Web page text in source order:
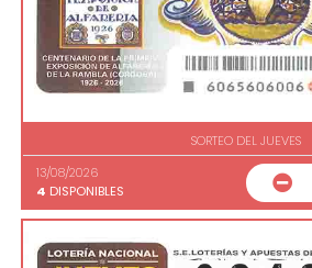
SORTEO DEL JUEVES
13/08/2026
4 DISPONIBLES